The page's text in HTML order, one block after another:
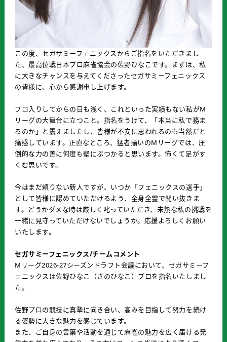
この度、セガサミーフェニックスからご指名をいただきまし
た、最高位戦日本プロ麻雀協会の佐野ひなこです。まずは、私
に大きなチャンスを与えてくださったセガサミーフェニックス
の皆様に、心から感謝申し上げます。
プロ入りしてからの日も浅く、これといった実績もない私がM
リーグの大舞台に立つこと。指名をうけて、「本当に私で務ま
るのか」と震えましたし、皆様が不安に思われるのも当然だと
痛感しています。正直なところ、猛者揃いのMリーグでは、圧
倒的な力の差に何度も壁にぶつかると思います。怖くて足がす
くむ思いです。
今はまだ頼りない新人ですが、いつか「フェニックスの選手」
として皆様に認めていただけるよう、全身全霊で闘い抜きま
す。どうかダメな時は厳しく叱っていただき、未熟な私の挑戦を
一緒に見守っていただけないでしょうか。応援よろしくお願い
いたします。
セガサミーフェニックス/チームコメント
Mリーグ2026-27シーズンドラフト会議において、セガサミーフ
ェニックスは佐野ひなこ（さのひなこ）プロを指名いたしまし
た。
佐野プロの競技に真摯に向き合い、高みを目指して努力を続け
る姿勢に大きな魅力を感じています。
また、ご自身の言葉や活動を通じて麻雀の魅力を広く届ける発